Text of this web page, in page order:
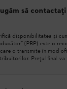
să
disponibilitatea şi
(PRP) este o
o transmite în mod
Prețul final va